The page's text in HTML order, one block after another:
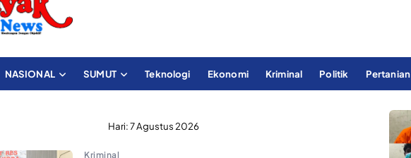
NASIONAL SUMUT Teknologi Ekonomi Kriminal Politik Pertanian
Hari:7 Agustus 2026
Kriminal